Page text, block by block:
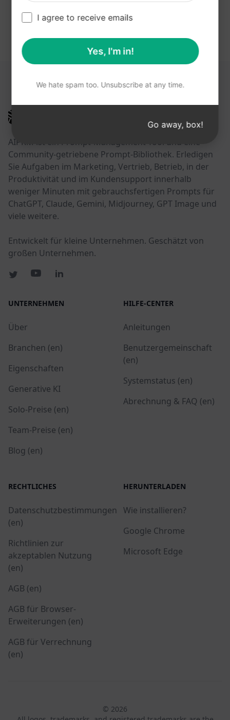
DIESE LINKS KÖNNTEN HILFREICH SEIN
AIPRM ist ein Prompt-Management-Tool und eine
Community-getriebene Prompt-Bibliothek. Erledigen
Sie Aufgaben im Marketing, Vertrieb, Betrieb, in der
Produktivität und im Kundensupport innerhalb
weniger Minuten mit gebrauchsfertigen Prompts für
ChatGPT, Claude, Gemini, Midjourney, GPT Image und
viele weitere.
Entwickelt für kleine Unternehmen. Geschätzt von
großen Unternehmen.
UNTERNEHMEN
Über
Branchen (en)
Eigenschaften
Generative KI
Solo-Preise (en)
Team-Preise (en)
Blog (en)
HILFE-CENTER
Anleitungen
Benutzergemeinschaft
(en)
Systemstatus (en)
Abrechnung & FAQ (en)
RECHTLICHES
Datenschutzbestimmungen
(en)
Richtlinien zur
akzeptablen Nutzung
(en)
AGB (en)
AGB für Browser-
Erweiterungen (en)
AGB für Verrechnung
(en)
HERUNTERLADEN
Wie installieren?
Google Chrome
Microsoft Edge
© 2026
I agree to receive emails
Yes, I'm in!
We hate spam too. Unsubscribe at any time.
Go away, box!